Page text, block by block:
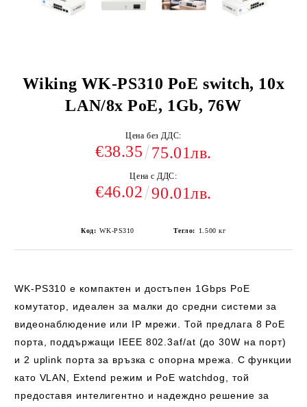
Wiking WK-PS310 PoE switch, 10x
LAN/8x PoE, 1Gb, 76W
Цена без ДДС:
€38.35 75.01лв.
Цена с ДДС:
€46.02 90.01лв.
Код: WK-PS310 Тегло: 1.500 кг
WK-PS310 е компактен и достъпен 1Gbps PoE
комутатор, идеален за малки до средни системи за
видеонаблюдение или IP мрежи. Той предлага 8 PoE
порта, поддържащи IEEE 802.3af/at (до 30W на порт)
и 2 uplink порта за връзка с опорна мрежа. С функции
като VLAN, Extend режим и PoE watchdog, той
предоставя интелигентно и надеждно решение за